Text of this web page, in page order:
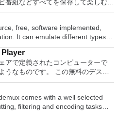
クラッシュすることです。* PCSX2
ルから抽出できるPlaystation 2
WPS Cloud Storage included.
Office 2016 Free comes with
including a useful a paragraph
program. It has an Office to PDF
checking and word count features.
such as the Watermark in
PowerPoint to Word document
Writer program is a versatile word
program is an easy to use and
that helps you to create impressive
どのサードパーティ製のVNC互換
るコンピューターに直接接続しま
にサインインして、すべてのデ
ップおよび同期します。 仮想キー
ボードのサポ
ります。 制御する必要のあるマシ
サイトにアクセスして、各コンピ
ダウンロードするだけです。次
資格情報を使用して、ローカルマ
インします。そこから、コンピュ
およびHDR10コンテンツをサポー
ニターで2.35：1の映画を見る常時
ライブを見る YouTubeおよび
ビデオを再生 VRエクスペリエンス
ヘッドセット、HTC、VIVE、
ト Fire TVとキャストのサポート
です。
ラムによって異なります）。 この
プログラムで動作します。
2007。
OneNote
はXPSアドインは、2007 Microsoft
の補足条項であり、2007 Microsoft
のライセンス条項の対象となりま
トされているオペレーティングシ
2003、Windows Vista、Windows
番組などすべてを保存して楽しむ最
。 再生、表示、外出先で楽しむた
の同期、さらには家中のデバイス
シンプルなデザイン -
タル エンターテイメントを楽しめ
多く - デジタル音楽体験がさらに
テイメントをすべて1つの場所に -
したテレビ番組をすべて保存して楽
る - どこにいても音楽、ビデオ、
free, software implemented,
emulate different types of
VT100 to DEC VT382, and it
connections. It also
language and some other useful
SSH, standard telnet and serial
standards. Tera Term is
allows the connection to any
It sports a clean and crisp layout
アで定義されたコンピューターで
うなものです。 この無料のデスク
アプリケーションにより、VMware
、VMware Server、または
仮想マシンを簡単に操作できます。
ーティ
comes with a well selected
filtering and encoding tasks